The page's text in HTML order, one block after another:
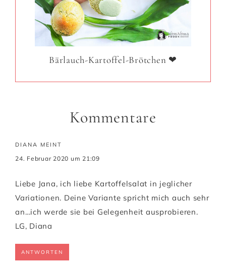
Bärlauch-Kartoffel-Brötchen ❤
Kommentare
DIANA MEINT
24. Februar 2020 um 21:09
Liebe Jana, ich liebe Kartoffelsalat in jeglicher
Variationen. Deine Variante spricht mich auch sehr
an…ich werde sie bei Gelegenheit ausprobieren.
LG, Diana
ANTWORTEN